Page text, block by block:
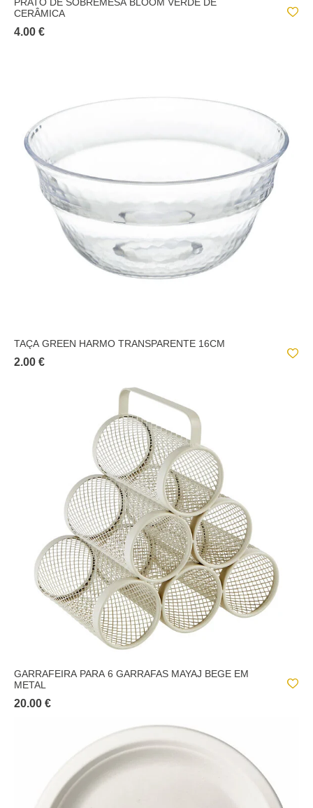
CERÂMICA
4.00 €
TAÇA GREEN HARMO TRANSPARENTE 16CM
2.00 €
GARRAFEIRA PARA 6 GARRAFAS MAYAJ BEGE EM
METAL
20.00 €